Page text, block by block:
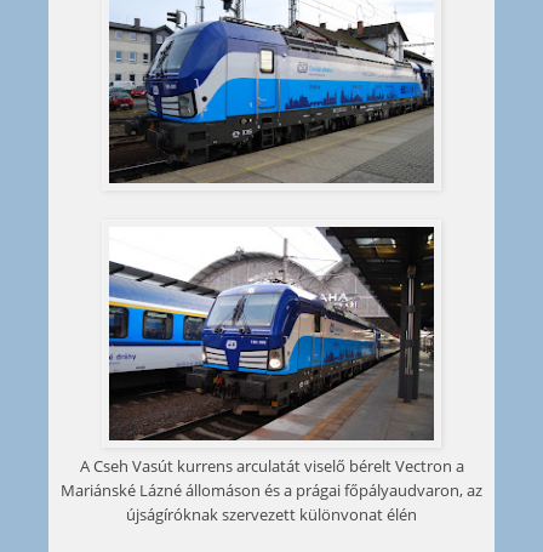
A Cseh Vasút kurrens arculatát viselő bérelt Vectron a
Mariánské Lázné állomáson és a prágai főpályaudvaron, az
újságíróknak szervezett különvonat élén